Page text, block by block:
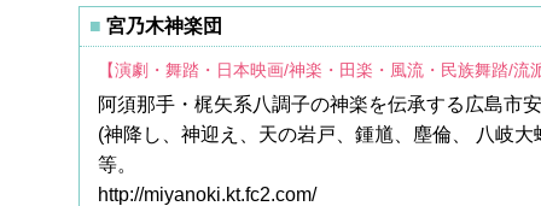
宮乃木神楽団
【演劇・舞踏・日本映画/神楽・田楽・風流・民族舞踏/流
阿須那手・梶矢系八調子の神楽を伝承する広島市
(神降し、神迎え、天の岩戸、鍾馗、塵倫、 八岐
等。
http://miyanoki.kt.fc2.com/